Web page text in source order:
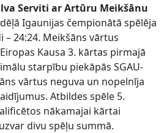
Serviti ar Artūru Meikšānu
Igaunijas čempionātā spēlēja
– 24:24. Meikšāns vārtus
Kausa 3. kārtas pirmajā
starpību piekāpās SGAU-
vārtus neguva un nopelnīja
Atbildes spēle 5.
nākamajai kārtai
divu spēļu summā.